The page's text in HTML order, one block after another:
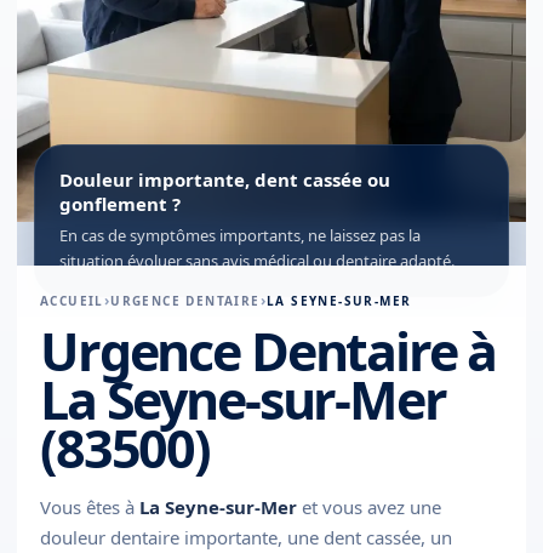
Douleur importante, dent cassée ou
gonflement ?
En cas de symptômes importants, ne laissez pas la
situation évoluer sans avis médical ou dentaire adapté.
ACCUEIL URGENCE DENTAIRE LA SEYNE-SUR-MER
Urgence Dentaire à
La Seyne-sur-Mer
(83500)
Vous êtes à La Seyne-sur-Mer et vous avez une
douleur dentaire importante, une dent cassée, un